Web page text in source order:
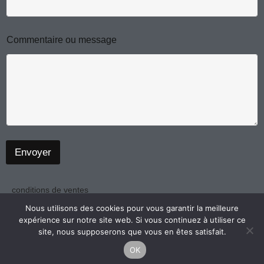
m
i
o
u
m
e
Commentaire ou message
Envoyer
conditions de ventes
politique de confidentialité
mentions légales
Nous utilisons des cookies pour vous garantir la meilleure
expérience sur notre site web. Si vous continuez à utiliser ce
site, nous supposerons que vous en êtes satisfait.
OK